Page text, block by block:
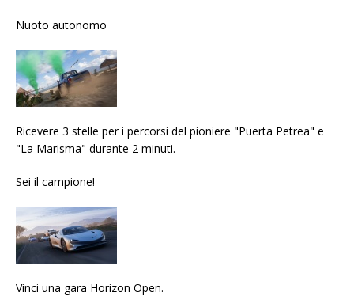
Nuoto autonomo
Ricevere 3 stelle per i percorsi del pioniere "Puerta Petrea" e
"La Marisma" durante 2 minuti.
Sei il campione!
Vinci una gara Horizon Open.